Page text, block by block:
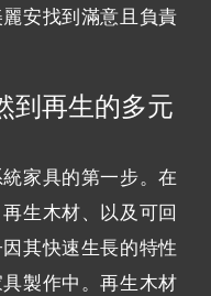
安找到滿意且負責
到再生的多元
家具的第一步。在
生木材、以及可回
其快速生長的特性
製作中。再生木材